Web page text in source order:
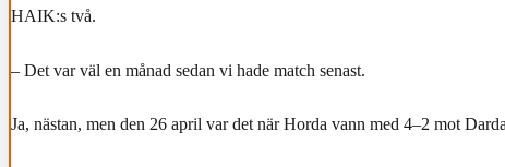
HAIK:s två.
– Det var väl en månad sedan vi hade match senast.
Ja, nästan, men den 26 april var det när Horda vann med 4–2 mot